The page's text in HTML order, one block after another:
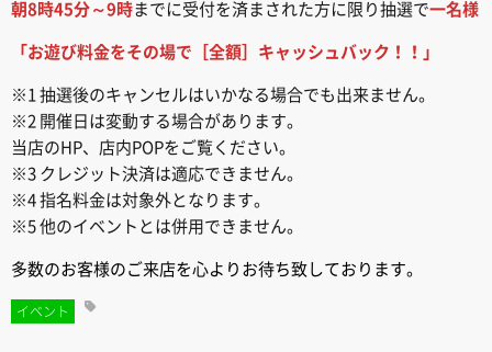
朝8時45分～9時までに受付を済まされた方に限り抽選で一名様
「お遊び料金をその場で［全額］キャッシュバック！！」
※1 抽選後のキャンセルはいかなる場合でも出来ません。
※2 開催日は変動する場合があります。
当店のHP、店内POPをご覧ください。
※3 クレジット決済は適応できません。
※4 指名料金は対象外となります。
※5 他のイベントとは併用できません。
多数のお客様のご来店を心よりお待ち致しております。
イベント